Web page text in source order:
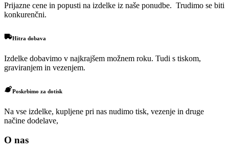
Prijazne cene in popusti na izdelke iz naše ponudbe. Trudimo se biti
konkurenčni.
Hitra dobava
Izdelke dobavimo v najkrajšem možnem roku. Tudi s tiskom,
graviranjem in vezenjem.
Poskrbimo za dotisk
Na vse izdelke, kupljene pri nas nudimo tisk, vezenje in druge
načine dodelave,
O nas